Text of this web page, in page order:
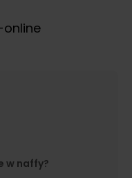
w naffy?